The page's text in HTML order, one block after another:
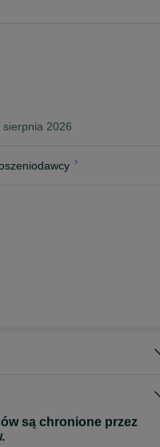
2026
są chronione przez